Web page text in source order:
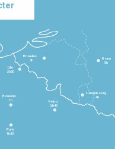
Paris
1h30
Beauvais
1h
Reims
2h45
Lille
2h30
Bruxelles
3h
Bonn
5h
Luxembourg
4h